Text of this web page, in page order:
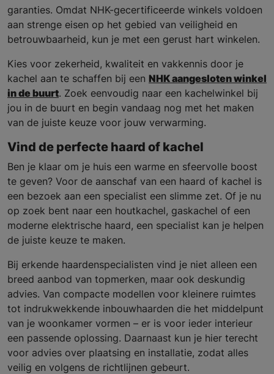
garanties. Omdat NHK-gecertificeerde winkels voldoen
aan strenge eisen op het gebied van veiligheid en
betrouwbaarheid, kun je met een gerust hart winkelen.
Kies voor zekerheid, kwaliteit en vakkennis door je
kachel aan te schaffen bij een NHK aangesloten winkel
in de buurt. Zoek eenvoudig naar een kachelwinkel bij
jou in de buurt en begin vandaag nog met het maken
van de juiste keuze voor jouw verwarming.
Vind de perfecte haard of kachel
Ben je klaar om je huis een warme en sfeervolle boost
te geven? Voor de aanschaf van een haard of kachel is
een bezoek aan een specialist een slimme zet. Of je nu
op zoek bent naar een houtkachel, gaskachel of een
moderne elektrische haard, een specialist kan je helpen
de juiste keuze te maken.
Bij erkende haardenspecialisten vind je niet alleen een
breed aanbod van topmerken, maar ook deskundig
advies. Van compacte modellen voor kleinere ruimtes
tot indrukwekkende inbouwhaarden die het middelpunt
van je woonkamer vormen – er is voor ieder interieur
een passende oplossing. Daarnaast kun je hier terecht
voor advies over plaatsing en installatie, zodat alles
veilig en volgens de richtlijnen gebeurt.